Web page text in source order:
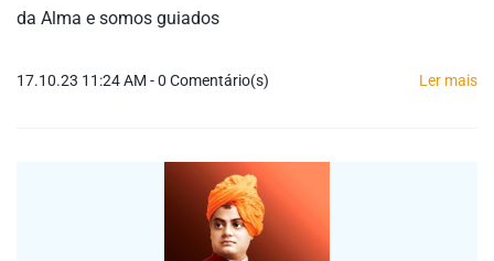
da Alma e somos guiados
17.10.23 11:24 AM -0 Comentário(s) Ler mais